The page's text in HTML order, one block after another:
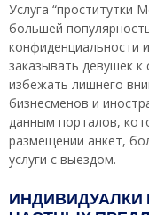
Услуга “проститутки
большей
конфиденциальности
заказывать девушек
избежать лишнего
бизнесменов и
данным порталов,
размещении анкет,
услуги с выездом.
ИНДИВИДУАЛКИ